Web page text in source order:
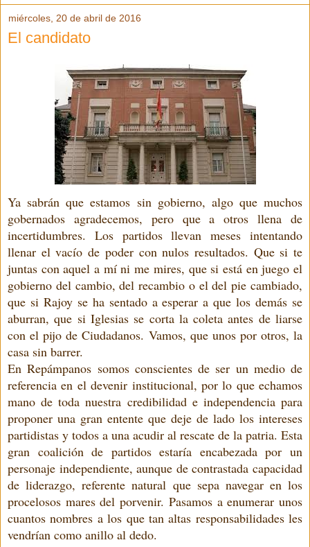
miércoles, 20 de abril de 2016
El candidato
Ya sabrán que estamos sin gobierno, algo que muchos
gobernados agradecemos, pero que a otros llena de
incertidumbres. Los partidos llevan meses intentando
llenar el vacío de poder con nulos resultados. Que si te
juntas con aquel a mí ni me mires, que si está en juego el
gobierno del cambio, del recambio o el del pie cambiado,
que si Rajoy se ha sentado a esperar a que los demás se
aburran, que si Iglesias se corta la coleta antes de liarse
con el pijo de Ciudadanos. Vamos, que unos por otros, la
casa sin barrer.
En Repámpanos somos conscientes de ser un medio de
referencia en el devenir institucional, por lo que echamos
mano de toda nuestra credibilidad e independencia para
proponer una gran entente que deje de lado los intereses
partidistas y todos a una acudir al rescate de la patria. Esta
gran coalición de partidos estaría encabezada por un
personaje independiente, aunque de contrastada capacidad
de liderazgo, referente natural que sepa navegar en los
procelosos mares del porvenir. Pasamos a enumerar unos
cuantos nombres a los que tan altas responsabilidades les
vendrían como anillo al dedo.